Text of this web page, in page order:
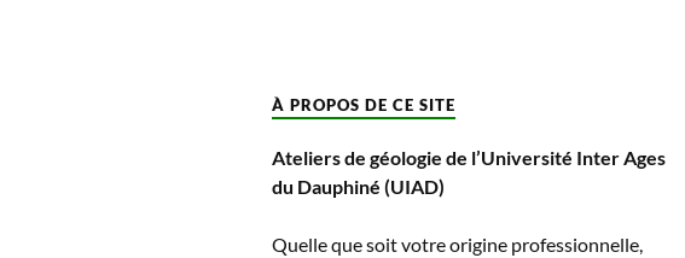
À PROPOS DE CE SITE
Ateliers de géologie de l’Université Inter Ages
du Dauphiné (UIAD)
Quelle que soit votre origine professionnelle,